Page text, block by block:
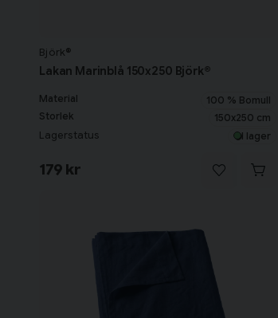
Björk®
Lakan Marinblå 150x250 Björk®
Material
100 % Bomull
Storlek
150x250 cm
Lagerstatus I lager
179 kr